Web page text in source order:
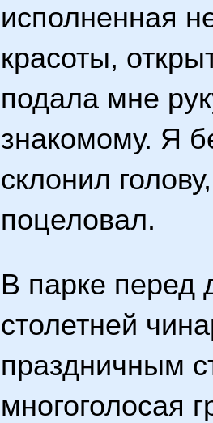
исполненная
красоты,
подала мне
знакомому. Я
склонил
поцеловал.
В парке перед
столетней
праздничным
многоголосая